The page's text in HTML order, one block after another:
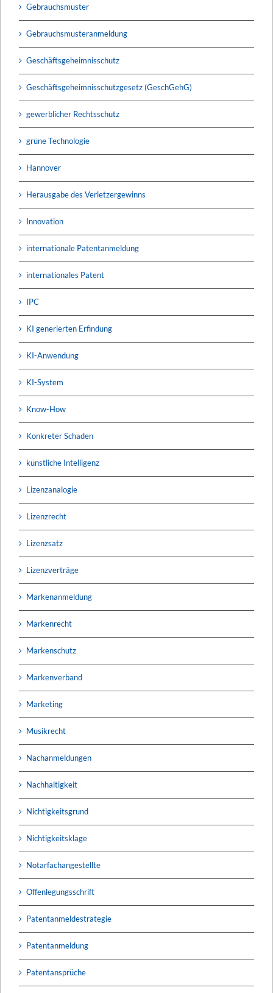
Gebrauchsmuster
Gebrauchsmusteranmeldung
Geschäftsgeheimnisschutz
Geschäftsgeheimnisschutzgesetz (GeschGehG)
gewerblicher Rechtsschutz
grüne Technologie
Hannover
Herausgabe des Verletzergewinns
Innovation
internationale Patentanmeldung
internationales Patent
IPC
KI generierten Erfindung
KI-Anwendung
KI-System
Know-How
Konkreter Schaden
künstliche Intelligenz
Lizenzanalogie
Lizenzrecht
Lizenzsatz
Lizenzverträge
Markenanmeldung
Markenrecht
Markenschutz
Markenverband
Marketing
Musikrecht
Nachanmeldungen
Nachhaltigkeit
Nichtigkeitsgrund
Nichtigkeitsklage
Notarfachangestellte
Offenlegungsschrift
Patentanmeldestrategie
Patentanmeldung
Patentansprüche